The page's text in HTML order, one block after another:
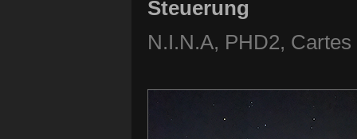
Steuerung
N.I.N.A, PHD2,